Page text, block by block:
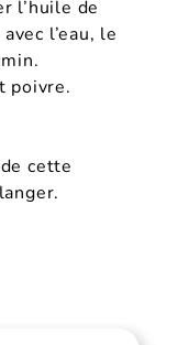
l’huile de
l’eau, le
poivre.
cette